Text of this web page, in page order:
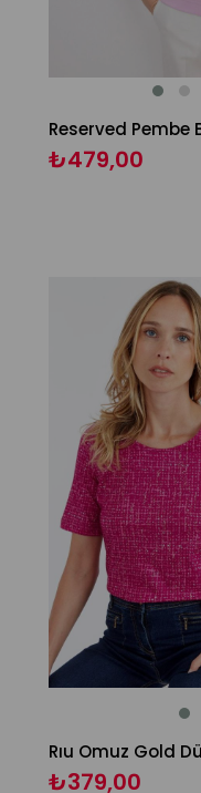
Reserved Pembe
₺479,00
₺379,00